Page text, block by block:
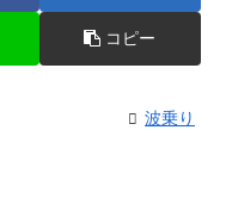
コピー
波乗り